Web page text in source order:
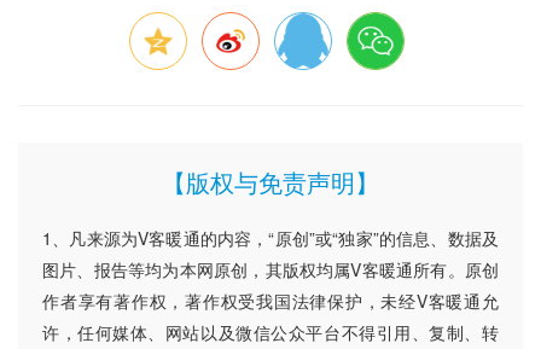
【版权与免责声明】
1、凡来源为V客暖通的内容，“原创”或“独家”的信息、数据及
图片、报告等均为本网原创，其版权均属V客暖通所有。原创
作者享有著作权，著作权受我国法律保护，未经V客暖通允
许，任何媒体、网站以及微信公众平台不得引用、复制、转